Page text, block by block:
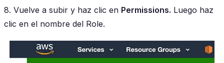
8. Vuelve a subir y haz clic en Permissions. Luego haz
clic en el nombre del Role.